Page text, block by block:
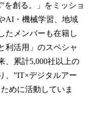
を創る。」をミッショ
AI・機械学習、地域
たメンバーも在籍し
利活用」のスペシャ
、累計5,000社以上の
、”IT×デジタルアー
めに活動していま